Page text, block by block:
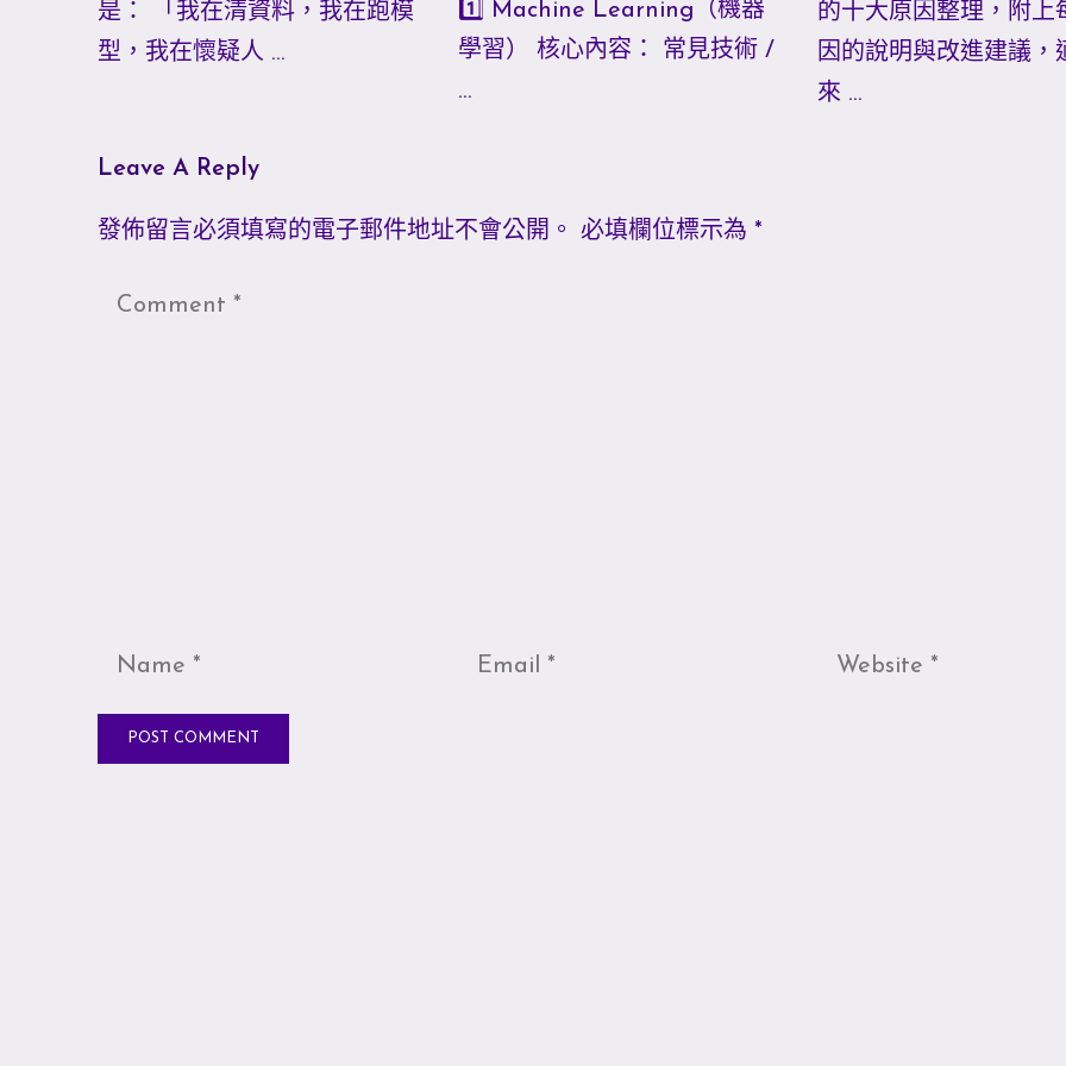
是： 「我在清資料，我在跑模
型，我在懷疑人 …
1️⃣ Machine Learning（機器
學習） 核心內容： 常見技術 /
…
的十大原因整理，附上
因的說明與改進建議，
來 …
Leave A Reply
發佈留言必須填寫的電子郵件地址不會公開。 必填欄位標示為*